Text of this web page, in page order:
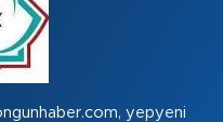
yepyeni